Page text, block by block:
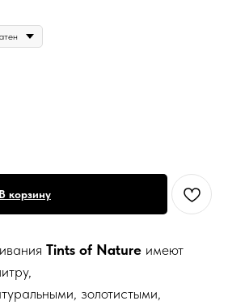
В корзину
Tints of Nature имеют
золотистыми,